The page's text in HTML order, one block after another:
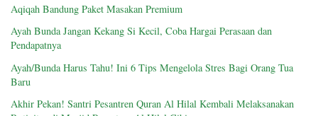
Aqiqah Bandung Paket Masakan Premium
Ayah Bunda Jangan Kekang Si Kecil, Coba Hargai Perasaan dan
Pendapatnya
Ayah/Bunda Harus Tahu! Ini 6 Tips Mengelola Stres Bagi Orang Tua
Baru
Akhir Pekan! Santri Pesantren Quran Al Hilal Kembali Melaksanakan